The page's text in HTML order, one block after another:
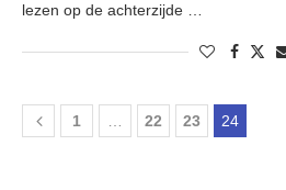
lezen op de achterzijde …
1 … 22 23 24